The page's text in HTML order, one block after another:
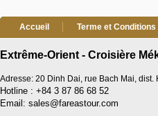
Accueil Terme et Conditions
Extrême-Orient - Croisière
Adresse: 20 Dinh Dai, rue Bach Mai,
Hotline : +84 3 87 86 68 52
Email: sales@fareastour.com